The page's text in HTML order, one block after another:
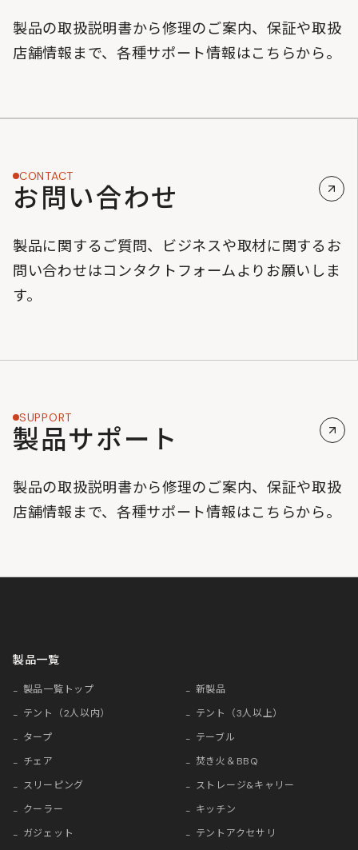
製品の取扱説明書から修理のご案内、保証や取扱
店舗情報まで、各種サポート情報はこちらから。
CONTACT
お問い合わせ
製品に関するご質問、ビジネスや取材に関するお
問い合わせはコンタクトフォームよりお願いしま
す。
SUPPORT
製品サポート
製品の取扱説明書から修理のご案内、保証や取扱
店舗情報まで、各種サポート情報はこちらから。
製品一覧
製品一覧トップ
新製品
テント（2人以内）
テント（3人以上）
タープ
テーブル
チェア
焚き火＆BBQ
スリーピング
ストレージ&キャリー
クーラー
キッチン
ガジェット
テントアクセサリ